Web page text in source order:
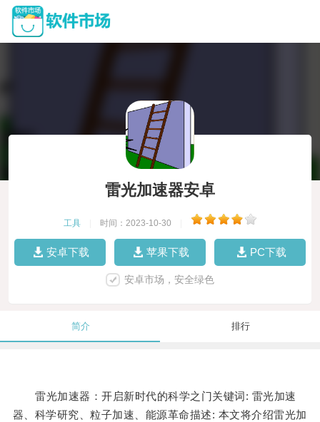
雷光加速器安卓
工具 时间：2023-10-30
安卓下载 苹果下载 PC下载
安卓市场，安全绿色
简介 排行
雷光加速器：开启新时代的科学之门关键词: 雷光加速
器、科学研究、粒子加速、能源革命描述: 本文将介绍雷光加